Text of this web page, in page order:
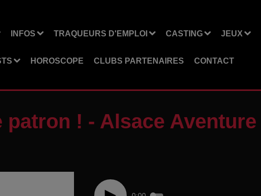
INFOS TRAQUEURS D'EMPLOI CASTING JEUX
HOROSCOPE CLUBS PARTENAIRES CONTACT
patron ! - Alsace Aventure